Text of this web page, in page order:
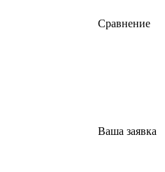
Сравнение
Ваша заявка